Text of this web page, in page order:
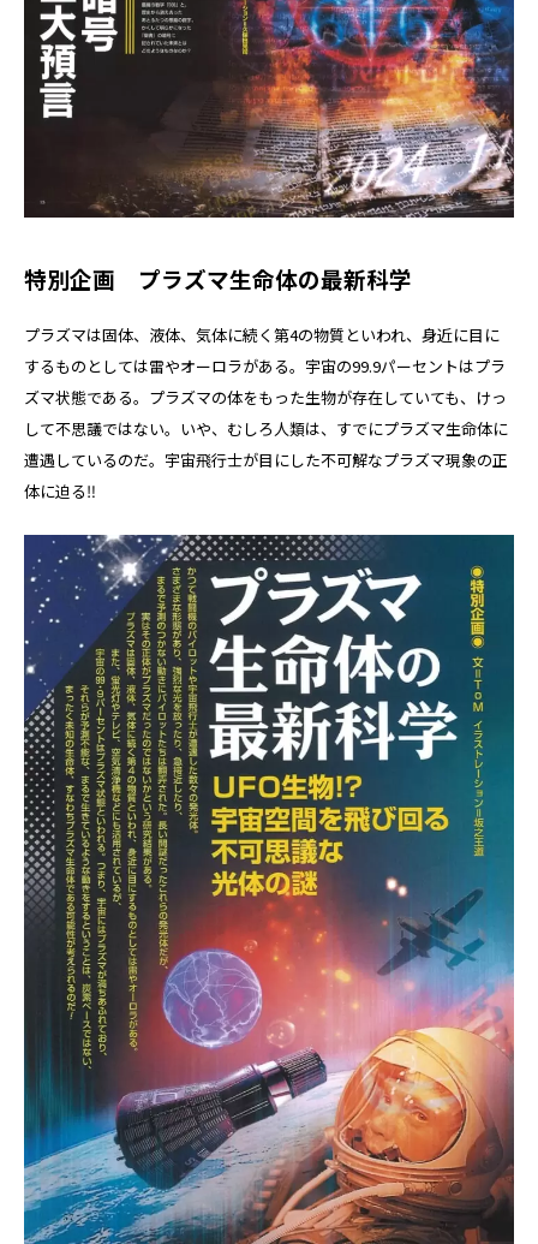
特別企画 プラズマ生命体の最新科学
プラズマは固体、液体、気体に続く第4の物質といわれ、身近に目に
するものとしては雷やオーロラがある。宇宙の99.9パーセントはプラ
ズマ状態である。プラズマの体をもった生物が存在していても、けっ
して不思議ではない。いや、むしろ人類は、すでにプラズマ生命体に
遭遇しているのだ。宇宙飛行士が目にした不可解なプラズマ現象の正
体に迫る‼